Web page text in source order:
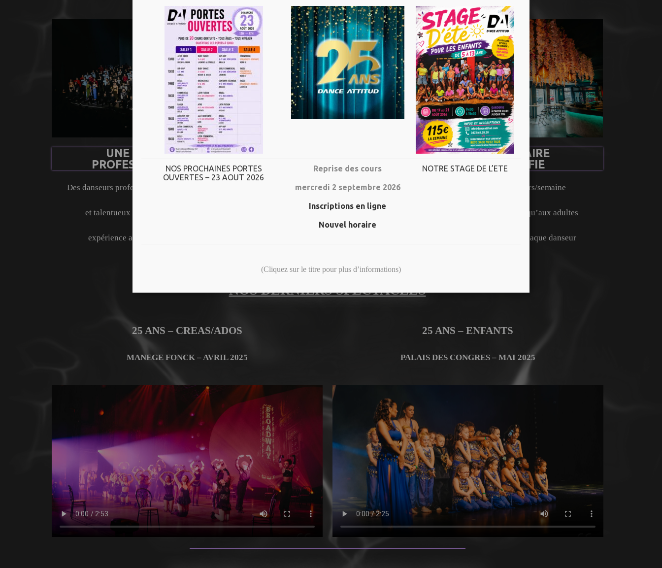
UNE EQUIPE
PROFESSIONELLE
Des danseurs professionnels, dynamiques
et talentueux qui partagent leur
expérience auprès des élèves.
MODERNE
4 salles climatisées et vitrées
1 cafétaria
UN HORAIRE
DIVERSIFIE
Plus de 70h de cours/semaine
Dès l’âge de 3 ans jusqu’aux adultes
Un niveau adapté à chaque danseur
NOS DERNIERS SPECTACLES
25 ANS – CREAS/ADOS
MANEGE FONCK – AVRIL 2025
25 ANS – ENFANTS
PALAIS DES CONGRES – MAI 2025
NOS PROCHAINES PORTES
OUVERTES – 23 AOUT 2026
Reprise des cours
mercredi 2 septembre 2026
Inscriptions en ligne
Nouvel horaire
NOTRE STAGE DE L’ETE
(Cliquez sur le titre pour plus d’informations)